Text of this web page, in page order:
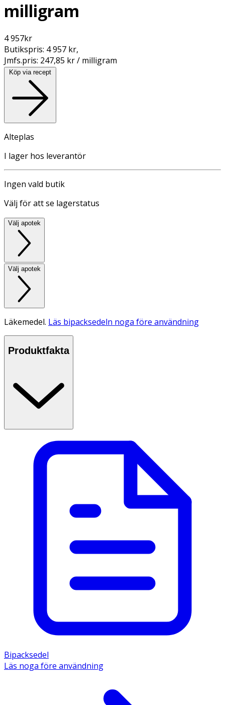
milligram
4 957kr
Butikspris: 4 957 kr,
Jmfs.pris: 247,85 kr / milligram
Köp via recept
Alteplas
I lager hos leverantör
Ingen vald butik
Välj för att se lagerstatus
Välj apotek
Välj apotek
Läkemedel. Läs bipacksedeln noga före användning
Produktfakta
Bipacksedel
Läs noga före användning